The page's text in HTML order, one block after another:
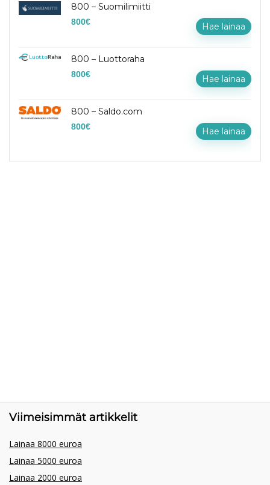
800 – Suomilimiitti
800€ Hae lainaa
800 – Luottoraha
800€ Hae lainaa
800 – Saldo.com
800€ Hae lainaa
Viimeisimmät artikkelit
Lainaa 8000 euroa
Lainaa 5000 euroa
Lainaa 2000 euroa